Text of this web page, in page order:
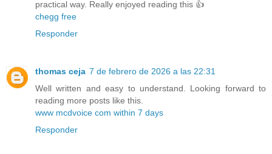
practical way. Really enjoyed reading this 👍
chegg free
Responder
thomas ceja 7 de febrero de 2026 a las 22:31
Well written and easy to understand. Looking forward to
reading more posts like this.
www mcdvoice com within 7 days
Responder